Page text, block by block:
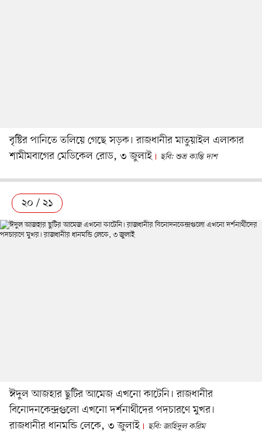
বৃষ্টির পানিতে তলিয়ে গেছে সড়ক। রাজধানীর মাতুয়াইল এলাকার
শামীমবাগের মেডিকেল রোড, ৩ জুলাই
ছবি: শুভ্র কান্তি দাশ
২০ / ২১
ঈদুল আজহার ছুটির আমেজ এখনো কাটেনি। রাজধানীর
বিনোদনকেন্দ্রগুলো এখনো দর্শনার্থীদের পদচারণে মুখর।
রাজধানীর ধানমন্ডি লেকে, ৩ জুলাই
ছবি: জাহিদুল করিম